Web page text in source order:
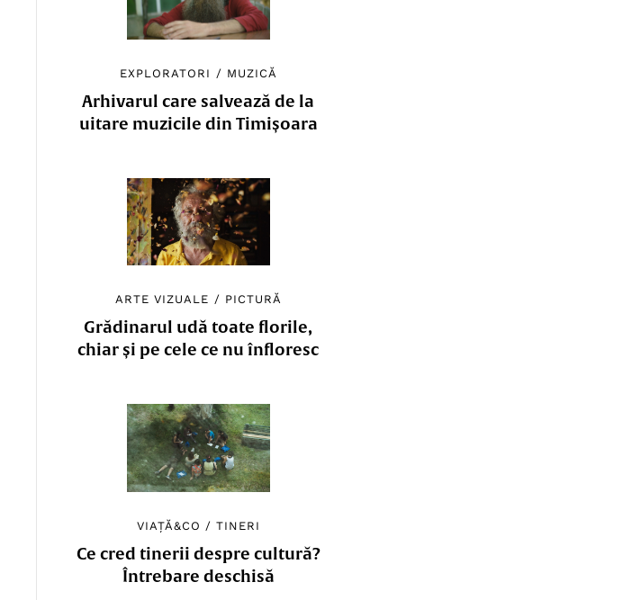
EXPLORATORI / MUZICĂ
Arhivarul care salvează de la
uitare muzicile din Timișoara
ARTE VIZUALE / PICTURĂ
Grădinarul udă toate florile,
chiar și pe cele ce nu înfloresc
VIAȚĂ&CO /TINERI
Ce cred tinerii despre cultură?
Întrebare deschisă